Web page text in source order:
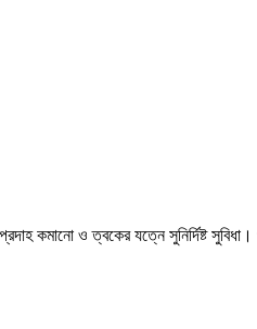
কমানো ও ত্বকের যত্নে সুনির্দিষ্ট